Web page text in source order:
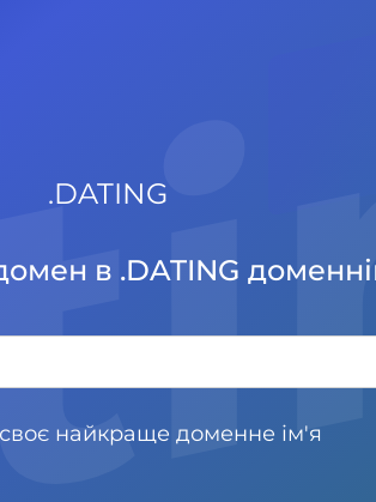
.DATING
в .DATING
найкраще доменне ім'я